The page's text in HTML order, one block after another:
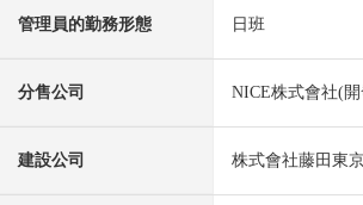
管理員的勤務形態 日班
分售公司 NICE株式會社(
建設公司 株式會社藤田東